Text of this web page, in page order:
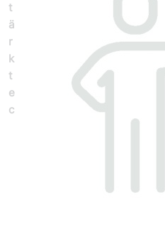
t
ä
r
k
t
e
c